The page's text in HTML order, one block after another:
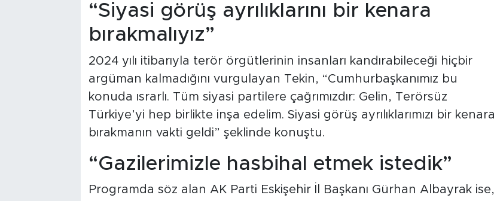
“Siyasi görüş ayrılıklarını bir kenara
bırakmalıyız”
2024 yılı itibarıyla terör örgütlerinin insanları kandırabileceği hiçbir
argüman kalmadığını vurgulayan Tekin, “Cumhurbaşkanımız bu
konuda ısrarlı. Tüm siyasi partilere çağrımızdır: Gelin, Terörsüz
Türkiye’yi hep birlikte inşa edelim. Siyasi görüş ayrılıklarımızı bir kenara
bırakmanın vakti geldi” şeklinde konuştu.
“Gazilerimizle hasbihal etmek istedik”
Programda söz alan AK Parti Eskişehir İl Başkanı Gürhan Albayrak ise,